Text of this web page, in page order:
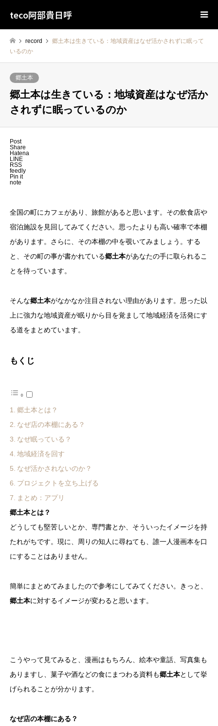
teco阿部貴日呼
record
郷土本は生きている：地域資産はなぜ活かされずに眠って
いるのか
郷土本
郷土本は生きている：地域資産はなぜ活か
されずに眠っているのか
Post
Share
Hatena
LINE
RSS
feedly
Pin it
note
全国の町にカフェがあり、旅館があると思います。その飲食店や
宿泊施設を見回してみてください。思ったよりも高い確率で本棚
があります。さらに、その本棚の中を覗いてみましょう。する
と、その町の事が書かれている郷土本があなたの手に取られるこ
とを待っています。
そんな郷土本がなかなか注目されない理由があります。思った以
上に強力な地域資産が眠りから目を覚まして地域経済を活発にす
る道をまとめています。
もくじ
郷土本とは？
なぜ店の本棚にある？
なぜ眠っている？
地域経済を回す
なぜ活かされないのか？
プロジェクトを立ち上げる
まとめ：アプリ
郷土本とは？
どうしても堅苦しいとか、専門書とか、そういったイメージを持
たれがちです。現に、周りの知人に尋ねても、誰一人漫画本を口
にすることはありません。
簡単にまとめてみましたので参考にしてみてください。きっと、
郷土本に対するイメージが変わると思います。
こうやって見てみると、漫画はもちろん、絵本や童話、写真集も
ありますし、菓子や酒などの食にまつわる資料も郷土本として挙
げられることが分かります。
なぜ店の本棚にある？